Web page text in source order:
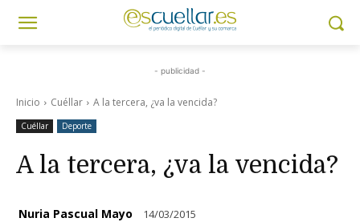
- publicidad -
Inicio Cuéllar A la tercera, ¿va la vencida?
Cuéllar Deporte
A la tercera, ¿va la vencida?
Nuria Pascual Mayo 14/03/2015